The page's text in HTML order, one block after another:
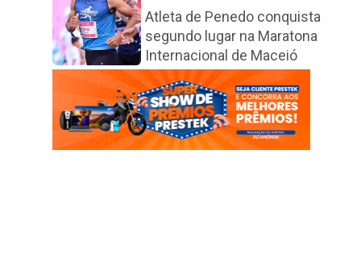
Atleta de Penedo conquista
segundo lugar na Maratona
Internacional de Maceió